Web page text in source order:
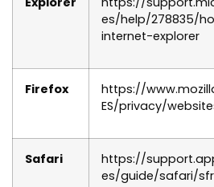
es/help/278835/
internet-explorer
Firefox
https://
ES/privacy/
Safari
https://
es/guide/safari/